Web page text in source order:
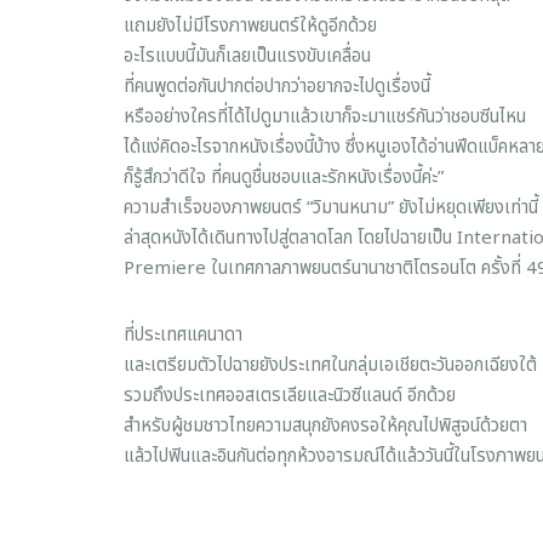
แถมยังไม่มีโรงภาพยนตร์ให้ดูอีกด้วย
อะไรแบบนี้มันก็เลยเป็นแรงขับเคลื่อน
ที่คนพูดต่อกันปากต่อปากว่าอยากจะไปดูเรื่องนี้
หรืออย่างใครที่ได้ไปดูมาแล้วเขาก็จะมาแชร์กันว่าชอบซีนไหน
ได้แง่คิดอะไรจากหนังเรื่องนี้บ้าง ซึ่งหนูเองได้อ่านฟีดแบ็คหลา
ก็รู้สึกว่าดีใจ ที่คนดูชื่นชอบและรักหนังเรื่องนี้ค่ะ”
ความสำเร็จของภาพยนตร์ “วิมานหนาม” ยังไม่หยุดเพียงเท่านี้
ล่าสุดหนังได้เดินทางไปสู่ตลาดโลก โดยไปฉายเป็น
Premiere ในเทศกาลภาพยนตร์นานาชาติโตรอนโต ครั้งที่
ที่ประเทศแคนาดา
และเตรียมตัวไปฉายยังประเทศในกลุ่มเอเชียตะวันออกเฉียงใต้
รวมถึงประเทศออสเตรเลียและนิวซีแลนด์ อีกด้วย
สำหรับผู้ชมชาวไทยความสนุกยังคงรอให้คุณไปพิสูจน์ด้วยตา
แล้วไปฟินและอินกันต่อทุกห้วงอารมณ์ได้แล้ววันนี้ในโรงภาพย